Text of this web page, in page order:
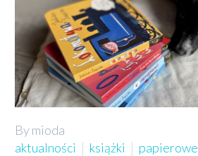
By mioda
aktualności
książki papierowe